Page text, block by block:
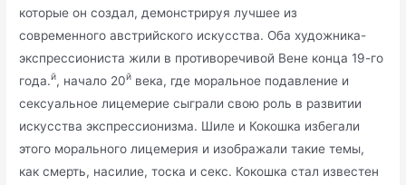
которые он создал, демонстрируя лучшее из
современного австрийского искусства. Оба художника-
экспрессиониста жили в противоречивой Вене конца 19-го
года.й, начало 20й века, где моральное подавление и
сексуальное лицемерие сыграли свою роль в развитии
искусства экспрессионизма. Шиле и Кокошка избегали
этого морального лицемерия и изображали такие темы,
как смерть, насилие, тоска и секс. Кокошка стал известен